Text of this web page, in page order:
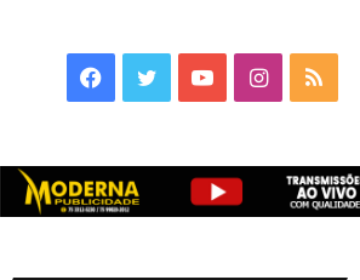
Facebook
TwitterYouTubeInstagram
RSS